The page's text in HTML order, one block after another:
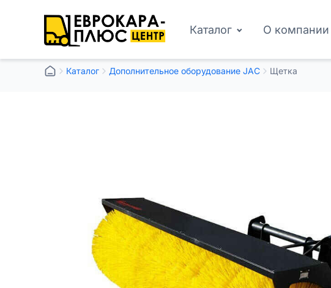
Каталог О компании
Каталог Дополнительное оборудование JAC Щетка